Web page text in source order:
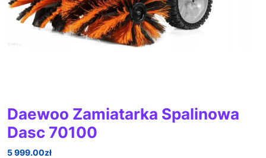
Daewoo Zamiatarka Spalinowa
Dasc 70100
5 999.00zł